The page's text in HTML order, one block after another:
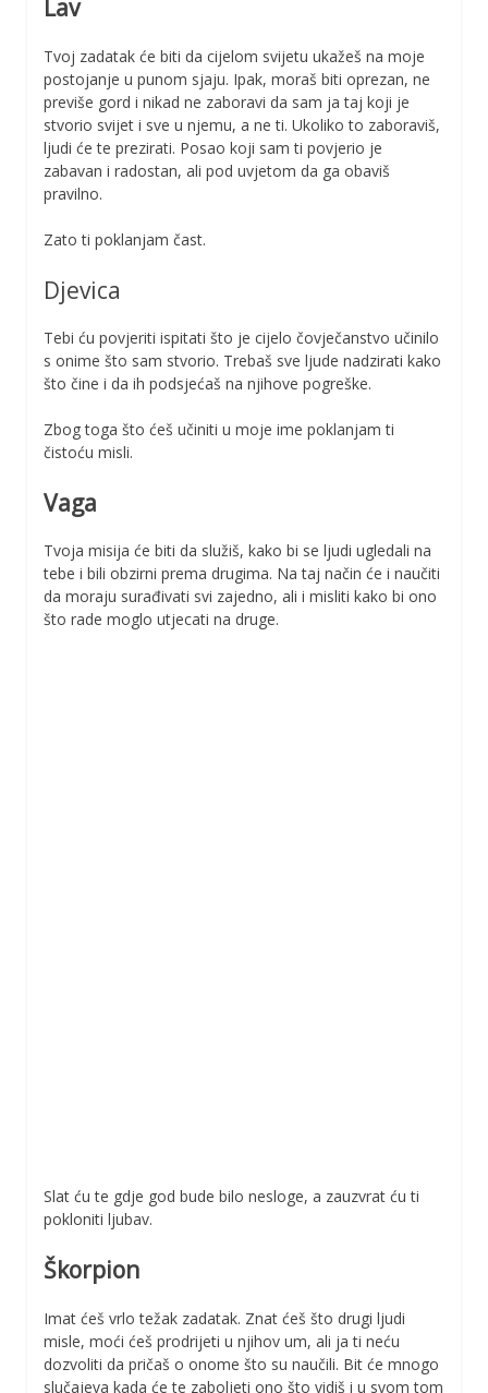
Lav
Tvoj zadatak će biti da cijelom svijetu ukažeš na moje
postojanje u punom sjaju. Ipak, moraš biti oprezan, ne
previše gord i nikad ne zaboravi da sam ja taj koji je
stvorio svijet i sve u njemu, a ne ti. Ukoliko to zaboraviš,
ljudi će te prezirati. Posao koji sam ti povjerio je
zabavan i radostan, ali pod uvjetom da ga obaviš
pravilno.
Zato ti poklanjam čast.
Djevica
Tebi ću povjeriti ispitati što je cijelo čovječanstvo učinilo
s onime što sam stvorio. Trebaš sve ljude nadzirati kako
što čine i da ih podsjećaš na njihove pogreške.
Zbog toga što ćeš učiniti u moje ime poklanjam ti
čistoću misli.
Vaga
Tvoja misija će biti da služiš, kako bi se ljudi ugledali na
tebe i bili obzirni prema drugima. Na taj način će i naučiti
da moraju surađivati svi zajedno, ali i misliti kako bi ono
što rade moglo utjecati na druge.
Slat ću te gdje god bude bilo nesloge, a zauzvrat ću ti
pokloniti ljubav.
Škorpion
Imat ćeš vrlo težak zadatak. Znat ćeš što drugi ljudi
misle, moći ćeš prodrijeti u njihov um, ali ja ti neću
dozvoliti da pričaš o onome što su naučili. Bit će mnogo
slučajeva kada će te zaboljeti ono što vidiš i u svom tom